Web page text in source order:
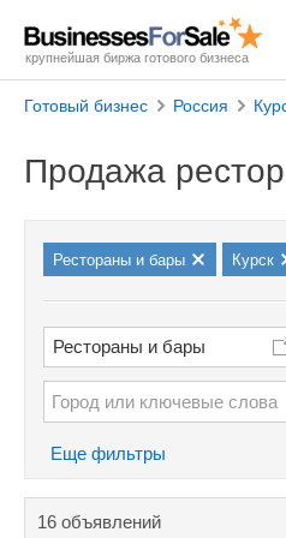
крупнейшая биржа готового бизнеса
Готовый бизнес Россия
Продажа
Рестораны и бары Курск
Рестораны и бары
Еще фильтры
16 объявлений